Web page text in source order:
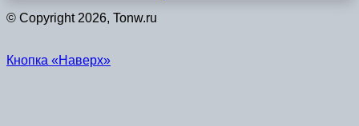
© Copyright 2026, Tonw.ru
Кнопка «Наверх»